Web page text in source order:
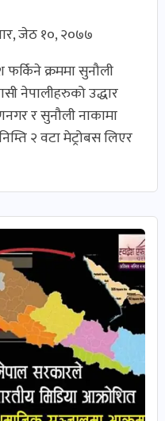
जेठ १०, २०७७
क्रममा सुनौली
नेपालीहरुको उद्धार
र सुनौली नाकामा
२ वटा मेट्रोबस लिएर